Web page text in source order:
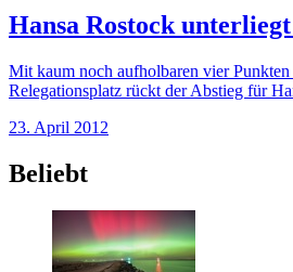
Hansa Rostock
Mit kaum noch aufholbaren vier Punkten
Relegationsplatz rückt der Abstieg für
23. April 2012
Beliebt